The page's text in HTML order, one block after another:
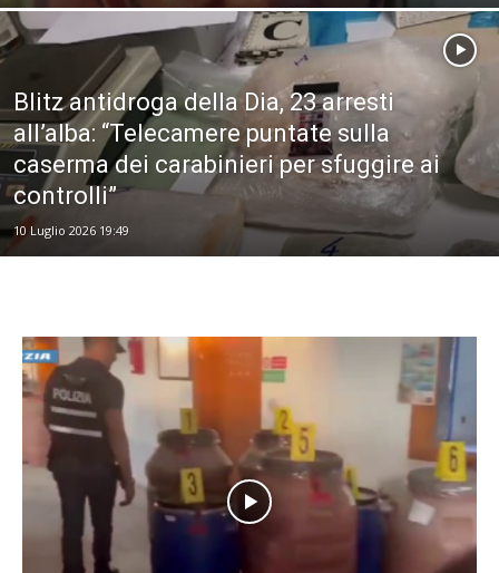
Blitz antidroga della Dia, 23 arresti
all’alba: “Telecamere puntate sulla
caserma dei carabinieri per sfuggire ai
controlli”
10 Luglio 2026 19:49